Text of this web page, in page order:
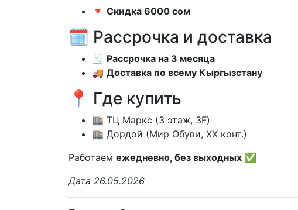
🔻 Скидка 6000 сом
🗓️ Рассрочка и доставка
🧾 Рассрочка на 3 месяца
🚚 Доставка по всему Кыргызстану
📍 Где купить
🏬 ТЦ Маркс (3 этаж, 3F)
🏬 Дордой (Мир Обуви, XX конт.)
Работаем ежедневно, без выходных ✅
Дата 26.05.2026